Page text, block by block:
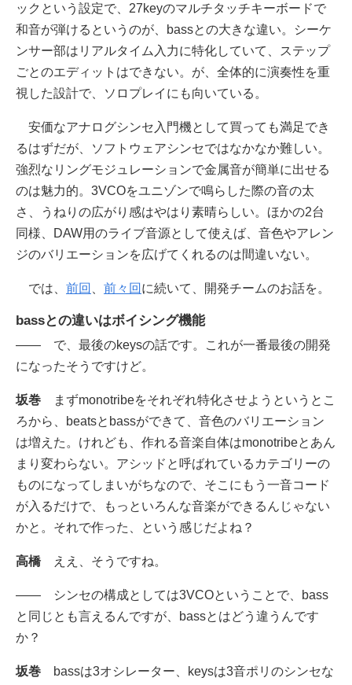
ックという設定で、27keyのマルチタッチキーボードで
和音が弾けるというのが、bassとの大きな違い。シーケ
ンサー部はリアルタイム入力に特化していて、ステップ
ごとのエディットはできない。が、全体的に演奏性を重
視した設計で、ソロプレイにも向いている。
安価なアナログシンセ入門機として買っても満足でき
るはずだが、ソフトウェアシンセではなかなか難しい。
強烈なリングモジュレーションで金属音が簡単に出せる
のは魅力的。3VCOをユニゾンで鳴らした際の音の太
さ、うねりの広がり感はやはり素晴らしい。ほかの2台
同様、DAW用のライブ音源として使えば、音色やアレン
ジのバリエーションを広げてくれるのは間違いない。
では、 前回 前々回 に続いて、開発チームのお話を。
bassとの違いはボイシング機能
―― で、最後のkeysの話です。これが一番最後の開発
になったそうですけど。
坂巻 まずmonotribeをそれぞれ特化させようというとこ
ろから、beatsとbassができて、音色のバリエーション
は増えた。けれども、作れる音楽自体はmonotribeとあん
まり変わらない。アシッドと呼ばれているカテゴリーの
ものになってしまいがちなので、そこにもう一音コード
が入るだけで、もっといろんな音楽ができるんじゃない
かと。それで作った、という感じだよね？
高橋ええ、そうですね。
―― シンセの構成としては3VCOということで、bass
と同じとも言えるんですが、bassとはどう違うんです
か？
坂巻 bassは3オシレーター、keysは3音ポリのシンセな